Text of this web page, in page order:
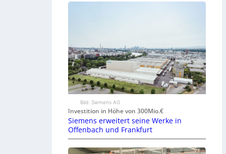
Bild: Siemens AG
Investition in Höhe von 300Mio.€
Siemens erweitert seine Werke in
Offenbach und Frankfurt